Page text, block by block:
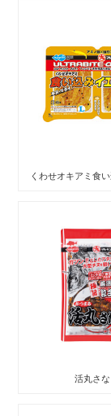
くわせオキアミ食
活丸さ